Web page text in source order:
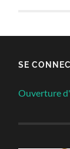
SE
Ouverture